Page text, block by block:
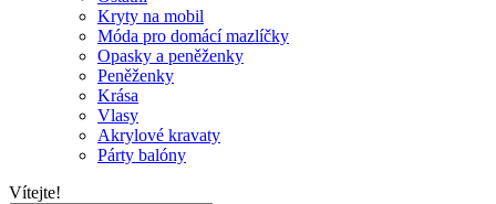
Kryty na mobil
Móda pro domácí mazlíčky
Opasky a peněženky
Peněženky
Krása
Vlasy
Akrylové kravaty
Párty balóny
Vítejte!